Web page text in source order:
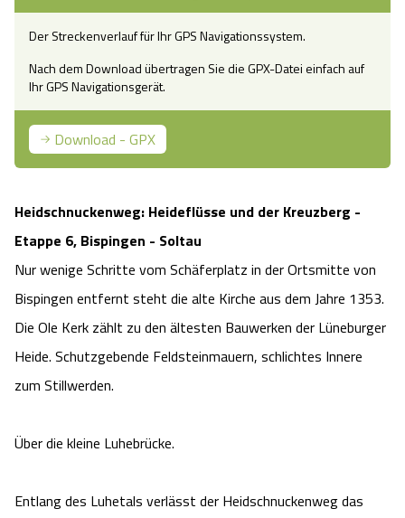
Camping
Urlaub auf dem Bauernhof
Urlaub mit Hund
Last Minute
Kataloge
Videos
Kutschen
Regionale Küche
Unterkünfte
Naturhotels
Urlaub auf dem Bauernhof
Wildpark Lüneburger Heide
Wildpark Schwarze Berge
Otter Zentrum
Snow World Bispingen
Ralf Schumacher Kart & Bowl
Das verrückte Haus
Abenteuerland Trampolin-Park
Battle Kart Bispingen
Adventure District Bispingen
Veranstaltungen
Shopping Celle
Kulinarisches Celle
Unterkünfte Celle
Heidschnuckenweg: Heideflüsse und der Kreuzberg -
Etappe 6, Bispingen - Soltau
Nur wenige Schritte vom Schäferplatz in der Ortsmitte von
Bispingen entfernt steht die alte Kirche aus dem Jahre 1353.
Die Ole Kerk zählt zu den ältesten Bauwerken der Lüneburger
Heide. Schutzgebende Feldsteinmauern, schlichtes Innere
zum Stillwerden.
Über die kleine Luhebrücke.
Entlang des Luhetals verlässt der Heidschnuckenweg das
Der Streckenverlauf für Ihr GPS Navigationssystem.
Nach dem Download übertragen Sie die GPX-Datei einfach auf
Ihr GPS Navigationsgerät.
Download - GPX